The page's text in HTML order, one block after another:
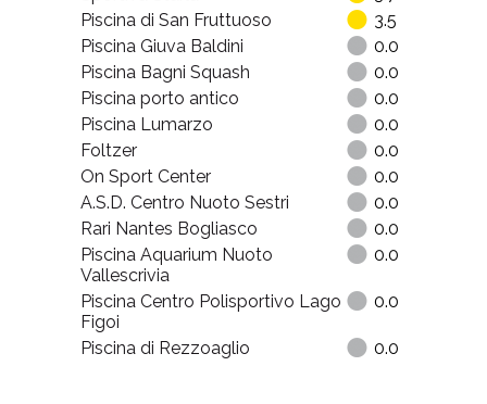
Piscina di San Fruttuoso
3.5
Piscina Giuva Baldini
0.0
Piscina Bagni Squash
0.0
Piscina porto antico
0.0
Piscina Lumarzo
0.0
Foltzer
0.0
On Sport Center
0.0
A.S.D. Centro Nuoto Sestri
0.0
Rari Nantes Bogliasco
0.0
Piscina Aquarium Nuoto
Vallescrivia
0.0
Piscina Centro Polisportivo Lago
Figoi
0.0
Piscina di Rezzoaglio 0.0